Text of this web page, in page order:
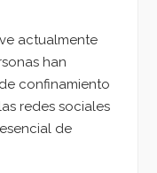
actualmente
han
confinamiento
redes sociales
de